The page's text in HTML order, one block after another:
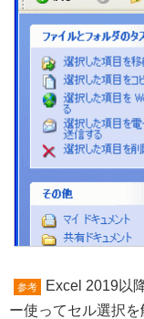
参考
Excel 2019以
ー使ってセル選択